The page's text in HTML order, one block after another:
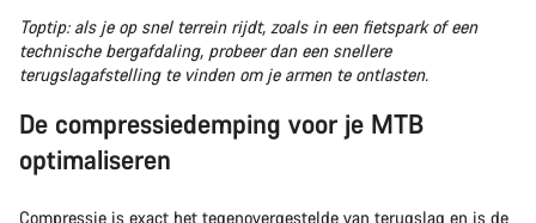
Toptip: als je op snel terrein rijdt, zoals in een fietspark of een
technische bergafdaling, probeer dan een snellere
terugslagafstelling te vinden om je armen te ontlasten.
De compressiedemping voor je MTB
optimaliseren
Compressie is exact het tegenovergestelde van terugslag en is de